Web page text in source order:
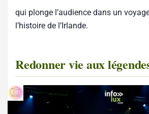
qui plonge l’audience dans un
l’histoire de l’Irlande.
Redonner vie aux